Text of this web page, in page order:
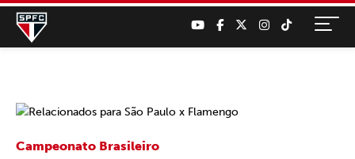
Campeonato Brasileiro